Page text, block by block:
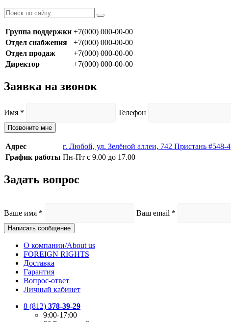
Группа поддержки +7(000) 000-00-00
Отдел снабжения
+7(000) 000-00-00
Отдел продаж
+7(000) 000-00-00
Директор
+7(000) 000-00-00
Заявка на звонок
Имя * Телефон
Позвоните мне
Адрес
г. Любой, ул. Зелёной аллеи, 742 Пристань #548-4
График работы Пн-Пт с 9.00 до 17.00
Задать вопрос
Ваше имя * Ваш email *
Написать сообщение
О компании/About us
FOREIGN RIGHTS
Доставка
Гарантия
Вопрос-ответ
Личный кабинет
8 (812) 378-39-29
9:00-17:00